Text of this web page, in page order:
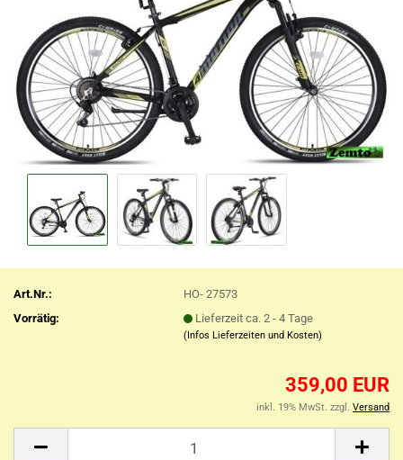
Art.Nr.:
HO- 27573
Vorrätig:
Lieferzeit ca. 2 - 4 Tage
(Infos Lieferzeiten und Kosten)
359,00 EUR
inkl. 19% MwSt. zzgl. Versand